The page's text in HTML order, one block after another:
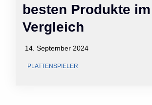
besten Produkte im
Vergleich
14. September 2024
PLATTENSPIELER